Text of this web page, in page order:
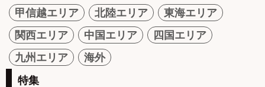
甲信越エリア
北陸エリア
東海エリア
関西エリア
中国エリア
四国エリア
九州エリア
海外
特集